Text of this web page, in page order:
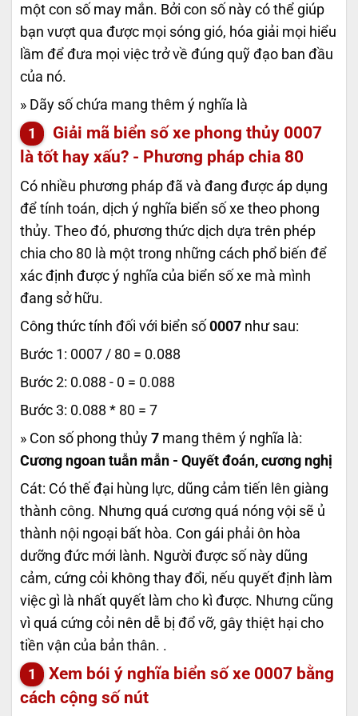
một con số may mắn. Bởi con số này có thể giúp
bạn vượt qua được mọi sóng gió, hóa giải mọi hiểu
lầm để đưa mọi việc trở về đúng quỹ đạo ban đầu
của nó.
» Dãy số chứa mang thêm ý nghĩa là
Giải mã biển số xe phong thủy 0007
là tốt hay xấu? - Phương pháp chia 80
Có nhiều phương pháp đã và đang được áp dụng
để tính toán, dịch ý nghĩa biển số xe theo phong
thủy. Theo đó, phương thức dịch dựa trên phép
chia cho 80 là một trong những cách phổ biến để
xác định được ý nghĩa của biển số xe mà mình
đang sở hữu.
Công thức tính đối với biển số 0007 như sau:
Bước 1: 0007 / 80 = 0.088
Bước 2: 0.088 - 0 = 0.088
Bước 3: 0.088 * 80 = 7
» Con số phong thủy 7 mang thêm ý nghĩa là:
Cương ngoan tuẫn mẫn - Quyết đoán, cương nghị
Cát: Có thế đại hùng lực, dũng cảm tiến lên giàng
thành công. Nhưng quá cương quá nóng vội sẽ ủ
thành nội ngoại bất hòa. Con gái phải ôn hòa
dưỡng đức mới lành. Người được số này dũng
cảm, cứng cỏi không thay đổi, nếu quyết định làm
việc gì là nhất quyết làm cho kì được. Nhưng cũng
vì quá cứng cỏi nên dễ bị đổ vỡ, gây thiệt hại cho
tiền vận của bản thân. .
Xem bói ý nghĩa biển số xe 0007 bằng
cách cộng số nút